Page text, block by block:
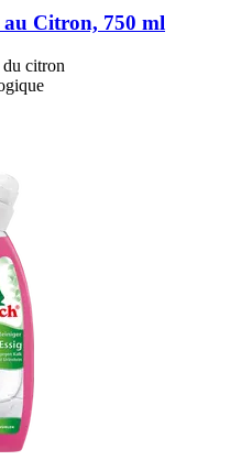
Citron, 750 ml
du citron